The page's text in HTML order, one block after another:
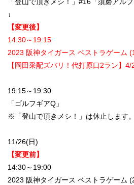
「登山で頂きメシ！」#16「須磨アルプ
↓
【変更後】
14:30～19:15
2023 阪神タイガース ベストラゲーム
【岡田采配ズバリ！代打原口2ラン】
19:15～19:30
「ゴルフギアQ」
※「登山で頂きメシ！」は休止します。
11/26(日)
【変更前】
14:30～19:00
2023 阪神タイガース ベストラゲーム